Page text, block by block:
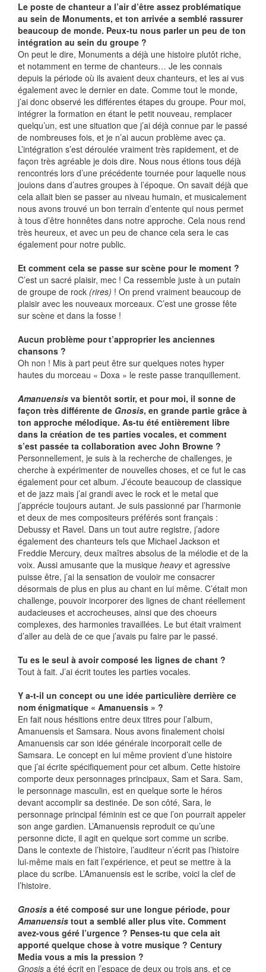
Le poste de chanteur a l’air d’être assez problématique
au sein de Monuments, et ton arrivée a semblé rassurer
beaucoup de monde. Peux-tu nous parler un peu de ton
intégration au sein du groupe ?
On peut le dire, Monuments a déjà une histoire plutôt riche,
et notamment en terme de chanteurs… Je les connais
depuis la période où ils avaient deux chanteurs, et les ai vus
également avec le dernier en date. Comme tout le monde,
j’ai donc observé les différentes étapes du groupe. Pour moi,
intégrer la formation en étant le petit nouveau, remplacer
quelqu’un, est une situation que j’ai déjà connue par le passé
de nombreuses fois, et je n’ai aucun problème avec ça.
L’intégration s’est déroulée vraiment très rapidement, et de
façon très agréable je dois dire. Nous nous étions tous déjà
rencontrés lors d’une précédente tournée pour laquelle nous
jouions dans d’autres groupes à l’époque. On savait déjà que
cela allait bien se passer au niveau humain, et musicalement
nous avons trouvé un bon terrain d’entente qui nous permet
à tous d’être honnêtes dans notre approche. Cela nous rend
très heureux, et avec un peu de chance cela sera le cas
également pour notre public.
Et comment cela se passe sur scène pour le moment ?
C’est un sacré plaisir, mec ! Ca ressemble juste à un putain
de groupe de rock (rires) ! On prend vraiment beaucoup de
plaisir avec les nouveaux morceaux. C’est une grosse fête
sur scène et dans la fosse !
Aucun problème pour t’approprier les anciennes
chansons ?
Oh non ! Mis à part peut être sur quelques notes hyper
hautes du morceau « Doxa » le reste passe tranquillement.
Amanuensis va bientôt sortir, et pour moi, il sonne de
façon très différente de Gnosis, en grande partie grâce à
ton approche mélodique. As-tu été entièrement libre
dans la création de tes parties vocales, et comment
s’est passée ta collaboration avec John Browne ?
Personnellement, je suis à la recherche de challenges, je
cherche à expérimenter de nouvelles choses, et ce fut le cas
également pour cet album. J’écoute beaucoup de classique
et de jazz mais j’ai grandi avec le rock et le metal que
j’apprécie toujours autant. Je suis passionné par l’harmonie
et deux de mes compositeurs préférés sont français :
Debussy et Ravel. Dans un tout autre registre, j’adore
également des chanteurs tels que Michael Jackson et
Freddie Mercury, deux maîtres absolus de la mélodie et de la
voix. Aussi amusante que la musique heavyet agressive
puisse être, j’ai la sensation de vouloir me consacrer
désormais de plus en plus au chant en lui même. C’était mon
challenge, pouvoir incorporer des lignes de chant réellement
audacieuses et accrocheuses, ainsi que des choeurs
complexes, des harmonies travaillées. Le but était vraiment
d’aller au delà de ce que j’avais pu faire par le passé.
Tu es le seul à avoir composé les lignes de chant ?
Tout à fait. J’ai écrit toutes les parties vocales.
Y a-t-il un concept ou une idée particulière derrière ce
nom énigmatique « Amanuensis » ?
En fait nous hésitions entre deux titres pour l’album,
Amanuensis et Samsara. Nous avons finalement choisi
Amanuensis car son idée générale incorporait celle de
Samsara. Le concept en lui même provient d’une histoire
que j’ai écrite spécifiquement pour cet album. Cette histoire
comporte deux personnages principaux, Sam et Sara. Sam,
le personnage masculin, est en quelque sorte le héros
devant accomplir sa destinée. De son côté, Sara, le
personnage principal féminin est ce que l’on pourrait appeler
son ange gardien. L’Amanuensis reproduit ce qu’une
personne dicte, il agit en quelque sort comme un scribe.
Dans le contexte de l’histoire, l’auditeur n’écrit pas l’histoire
lui-même mais en fait l’expérience, et peut se mettre à la
place du scribe. L’Amanuensis est le scribe, voici la clef de
l’histoire.
Gnosis a été composé sur une longue période, pour
Amanuensis tout a semblé aller plus vite. Comment
avez-vous géré l’urgence ? Penses-tu que cela ait
apporté quelque chose à votre musique ? Century
Media vous a mis la pression ?
Gnosis a été écrit en l’espace de deux ou trois ans, et ce